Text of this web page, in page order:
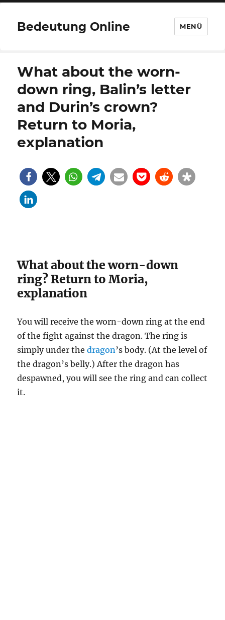
Bedeutung Online MENÜ
What about the worn-
down ring, Balin’s letter
and Durin’s crown?
Return to Moria,
explanation
What about the worn-down
ring? Return to Moria,
explanation
You will receive the worn-down ring at the end
of the fight against the dragon. The ring is
simply under thedragon’s body. (At the level of
the dragon’s belly.) After the dragon has
despawned, you will see the ring and can collect
it.